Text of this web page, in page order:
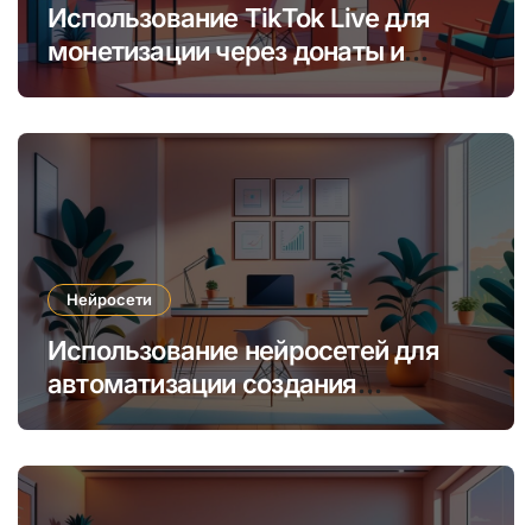
Использование TikTok Live для
монетизации через донаты и
платные подписки
Нейросети
Использование нейросетей для
автоматизации создания
уникальных интернет-курсов и